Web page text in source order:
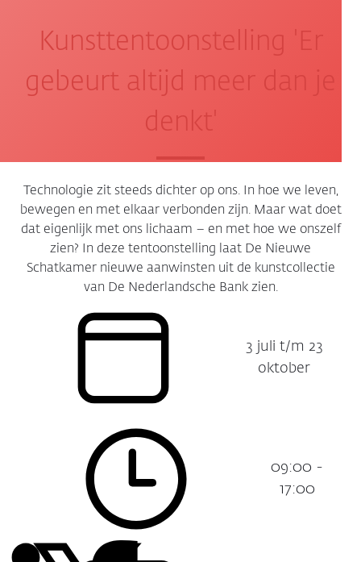
Kunsttentoonstelling 'Er
gebeurt altijd meer dan je
denkt'
Technologie zit steeds dichter op ons. In hoe we leven,
bewegen en met elkaar verbonden zijn. Maar wat doet
dat eigenlijk met ons lichaam – en met hoe we onszelf
zien? In deze tentoonstelling laat De Nieuwe
Schatkamer nieuwe aanwinsten uit de kunstcollectie
van De Nederlandsche Bank zien.
3 juli t/m 23
oktober
Tijdstip:
09:00 -
17:00